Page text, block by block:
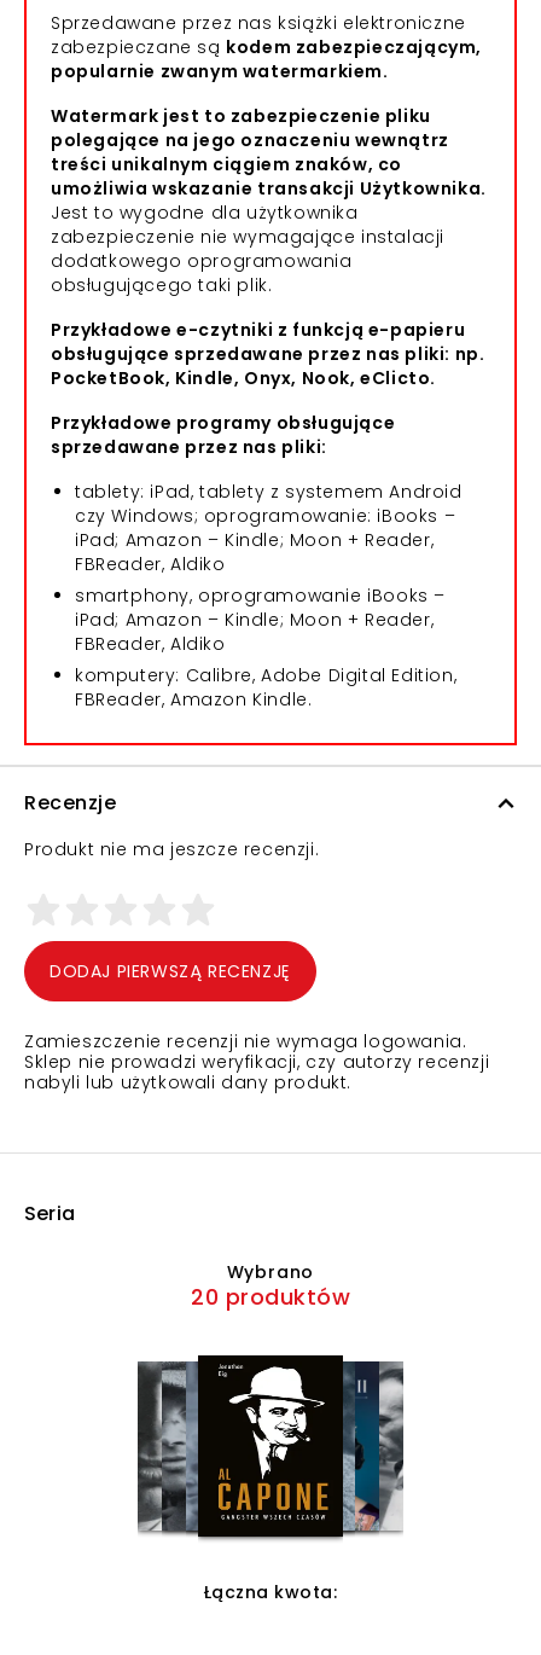
Sprzedawane przez nas książki elektroniczne
zabezpieczane są kodem zabezpieczającym,
popularnie zwanym watermarkiem.
Watermark jest to zabezpieczenie pliku
polegające na jego oznaczeniu wewnątrz
treści unikalnym ciągiem znaków, co
umożliwia wskazanie transakcji Użytkownika.
Jest to wygodne dla użytkownika
zabezpieczenie nie wymagające instalacji
dodatkowego oprogramowania
obsługującego taki plik.
Przykładowe e-czytniki z funkcją e-papieru
obsługujące sprzedawane przez nas pliki: np.
PocketBook, Kindle, Onyx, Nook, eClicto.
Przykładowe programy obsługujące
sprzedawane przez nas pliki:
tablety: iPad, tablety z systemem Android
czy Windows; oprogramowanie: iBooks –
iPad; Amazon – Kindle; Moon + Reader,
FBReader, Aldiko
smartphony, oprogramowanie iBooks –
iPad; Amazon – Kindle; Moon + Reader,
FBReader, Aldiko
komputery: Calibre, Adobe Digital Edition,
FBReader, Amazon Kindle.
Recenzje
Produkt nie ma jeszcze recenzji.
DODAJ PIERWSZĄ RECENZJĘ
Zamieszczenie recenzji nie wymaga logowania.
Sklep nie prowadzi weryfikacji, czy autorzy recenzji
nabyli lub użytkowali dany produkt.
Seria
Wybrano
20 produktów
Łączna kwota: